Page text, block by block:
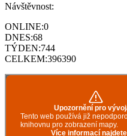
Návštěvnost:
ONLINE:0
DNES:68
TÝDEN:744
CELKEM:396390